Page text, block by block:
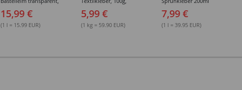
ohne Lösungsmittel,
1000 ml
15,99 €
(1 l = 15.99 EUR)
Kunststoffflasche mit
Maldüse
5,99 €
(1 kg = 59.90 EUR)
(permanent)
7,99 €
(1 l = 39.95 EUR)